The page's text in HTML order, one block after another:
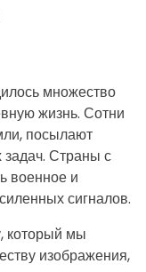
множество
жизнь. Сотни
посылают
Страны с
военное и
сигналов.
который мы
изображения,